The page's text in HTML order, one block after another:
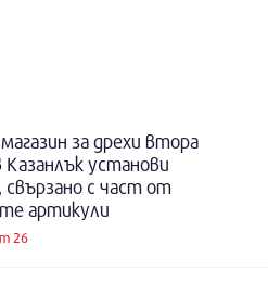
за дрехи втора
установи
с част от
артикули
26